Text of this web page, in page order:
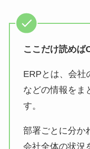
ここだけ読めば
ERPとは、会社
などの情報をま
す。
部署ごとに分か
会社全体の状況